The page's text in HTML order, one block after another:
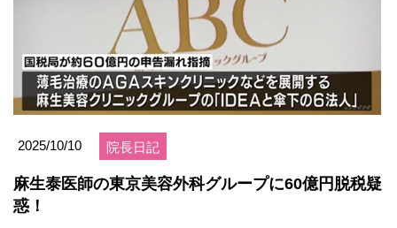
2025/10/10 院長日記
麻生泰医師の東京美容外科グループに60億円脱税疑
惑！